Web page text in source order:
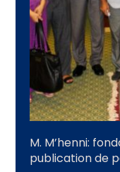
M. M’henni:
publication de